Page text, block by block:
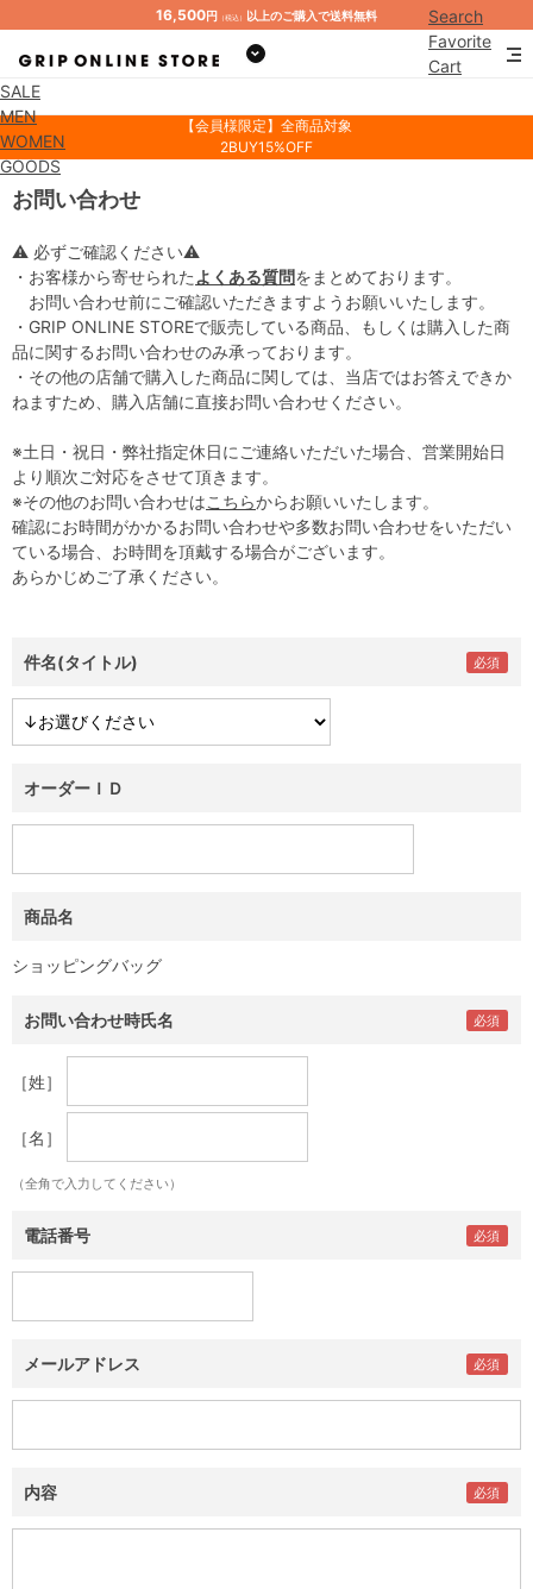
16,500円 （税込） 以上のご購入で送料無料
Search
Favorite
Cart
SALE
MEN
WOMEN
GOODS
【会員様限定】全商品対象
2BUY15%OFF
お問い合わせ
⚠ 必ずご確認ください⚠
・お客様から寄せられた よくある質問をまとめております。
お問い合わせ前にご確認いただきますようお願いいたします。
・GRIP ONLINE STOREで販売している商品、もしくは購入した商
品に関するお問い合わせのみ承っております。
・その他の店舗で購入した商品に関しては、当店ではお答えできか
ねますため、購入店舗に直接お問い合わせください。
※土日・祝日・弊社指定休日にご連絡いただいた場合、営業開始日
より順次ご対応をさせて頂きます。
※その他のお問い合わせはこちらからお願いいたします。
確認にお時間がかかるお問い合わせや多数お問い合わせをいただい
ている場合、お時間を頂戴する場合がございます。
あらかじめご了承ください。
件名(タイトル)
オーダーＩＤ
商品名
ショッピングバッグ
お問い合わせ時氏名
［姓］
［名］
（全角で入力してください）
電話番号
メールアドレス
内容